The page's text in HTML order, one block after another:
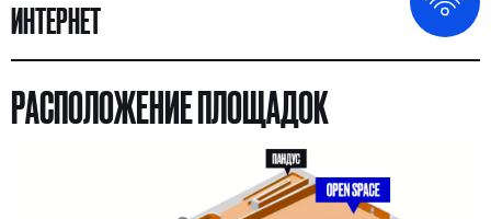
ИНТЕРНЕТ
РАСПОЛОЖЕНИЕ ПЛОЩАДОК